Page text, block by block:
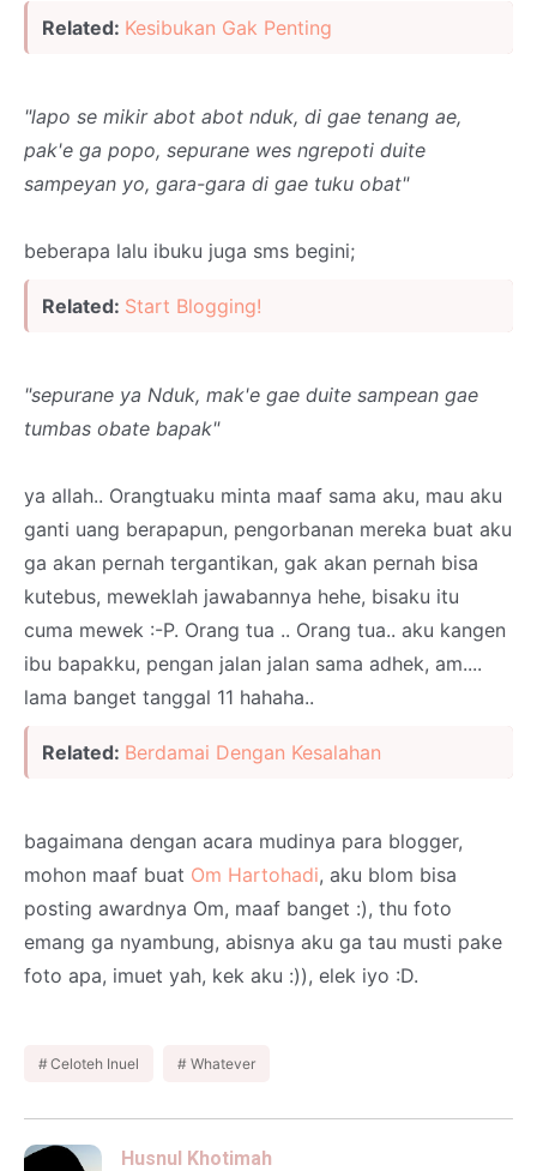
Related: Kesibukan Gak Penting
"lapo se mikir abot abot nduk, di gae tenang ae,
pak'e ga popo, sepurane wes ngrepoti duite
sampeyan yo, gara-gara di gae tuku obat"
beberapa lalu ibuku juga sms begini;
Related: Start Blogging!
"sepurane ya Nduk, mak'e gae duite sampean gae
tumbas obate bapak"
ya allah.. Orangtuaku minta maaf sama aku, mau aku
ganti uang berapapun, pengorbanan mereka buat aku
ga akan pernah tergantikan, gak akan pernah bisa
kutebus, meweklah jawabannya hehe, bisaku itu
cuma mewek :-P. Orang tua .. Orang tua.. aku kangen
ibu bapakku, pengan jalan jalan sama adhek, am....
lama banget tanggal 11 hahaha..
Related: Berdamai Dengan Kesalahan
bagaimana dengan acara mudinya para blogger,
mohon maaf buat Om Hartohadi, aku blom bisa
posting awardnya Om, maaf banget :), thu foto
emang ga nyambung, abisnya aku ga tau musti pake
foto apa, imuet yah, kek aku :)), elek iyo :D.
Celoteh Inuel Whatever
Husnul Khotimah